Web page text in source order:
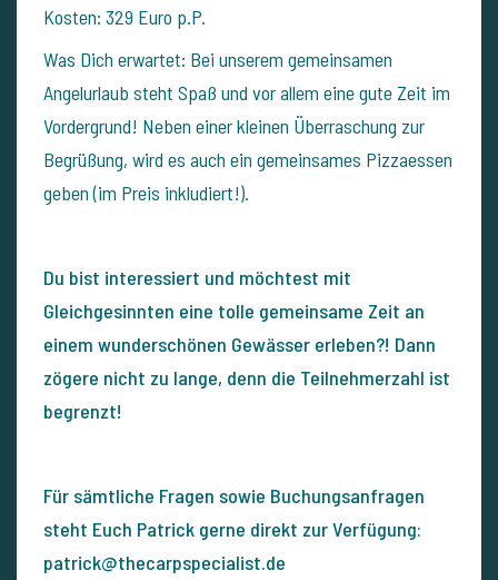
Kosten: 329 Euro p.P.
Was Dich erwartet: Bei unserem gemeinsamen
Angelurlaub steht Spaß und vor allem eine gute Zeit im
Vordergrund! Neben einer kleinen Überraschung zur
Begrüßung, wird es auch ein gemeinsames Pizzaessen
geben (im Preis inkludiert!).
Du bist interessiert und möchtest mit
Gleichgesinnten eine tolle gemeinsame Zeit an
einem wunderschönen Gewässer erleben?! Dann
zögere nicht zu lange, denn die Teilnehmerzahl ist
begrenzt!
Für sämtliche Fragen sowie Buchungsanfragen
steht Euch Patrick gerne direkt zur Verfügung:
patrick@thecarpspecialist.de